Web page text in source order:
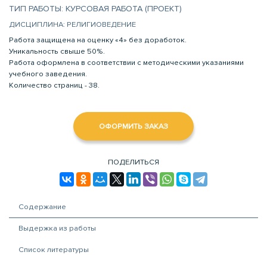
ТИП РАБОТЫ: КУРСОВАЯ РАБОТА (ПРОЕКТ)
ДИСЦИПЛИНА: РЕЛИГИОВЕДЕНИЕ
Работа защищена на оценку «4» без доработок.
Уникальность свыше 50%.
Работа оформлена в соответствии с методическими указаниями
учебного заведения.
Количество страниц - 38.
ОФОРМИТЬ ЗАКАЗ
ПОДЕЛИТЬСЯ
Содержание
Выдержка из работы
Список литературы